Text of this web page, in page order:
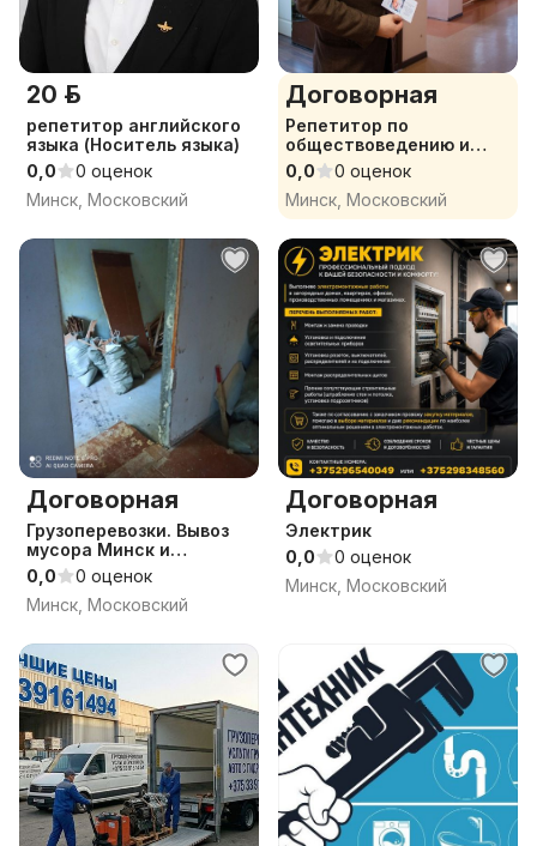
20 р.
репетитор английского
языка (Носитель языка)
0,0
0 оценок
Минск, Московский
Договорная
Репетитор по
обществоведению и
истории Беларуси
0,0
0 оценок
Минск, Московский
Договорная
Грузоперевозки. Вывоз
мусора Минск и
Минский район.
Утилизация мусора.
0,0
0 оценок
Минск, Московский
Договорная
Электрик
0,0
0 оценок
Минск, Московский